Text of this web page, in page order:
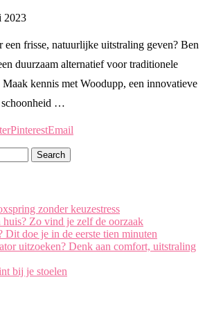
2023
een frisse, natuurlijke uitstraling geven? Ben
duurzaam alternatief voor traditionele
kennis met Woodupp, een innovatieve
schoonheid …
PinterestEmail
zonder keuzestress
huis? Zo vind je zelf de oorzaak
Dit doe je in de eerste tien minuten
uitzoeken? Denk aan comfort, uitstraling
bij je stoelen